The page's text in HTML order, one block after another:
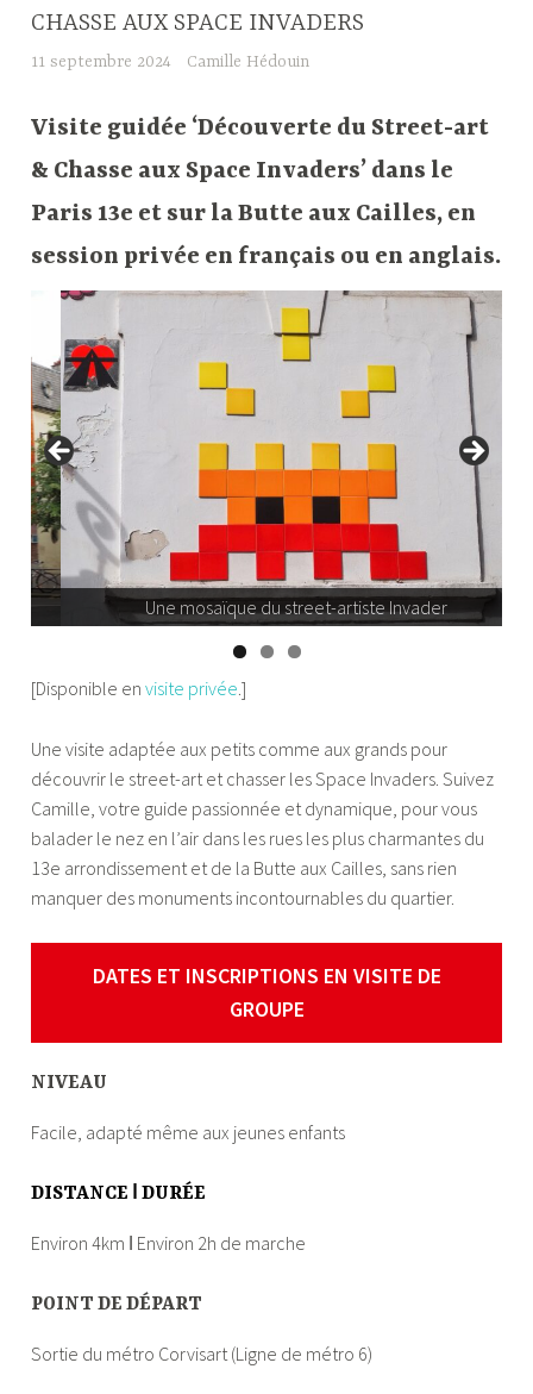
CHASSE AUX SPACE INVADERS
11 septembre 2024 Camille Hédouin
Visite guidée ‘Découverte du Street-art
& Chasse aux Space Invaders’ dans le
Paris 13e et sur la Butte aux Cailles, en
session privée en français ou en anglais.
Une mosaïque du street-artiste Invader
[Disponible envisite privée.]
Une visite adaptée aux petits comme aux grands pour
découvrir le street-art et chasser les Space Invaders. Suivez
Camille, votre guide passionnée et dynamique, pour vous
balader le nez en l’air dans les rues les plus charmantes du
13e arrondissement et de la Butte aux Cailles, sans rien
manquer des monuments incontournables du quartier.
DATES ET INSCRIPTIONS EN VISITE DE
GROUPE
NIVEAU
Facile, adapté même aux jeunes enfants
DISTANCE ǀ DURÉE
Environ 4km ǀ Environ 2h de marche
POINT DE DÉPART
Sortie du métro Corvisart (Ligne de métro 6)